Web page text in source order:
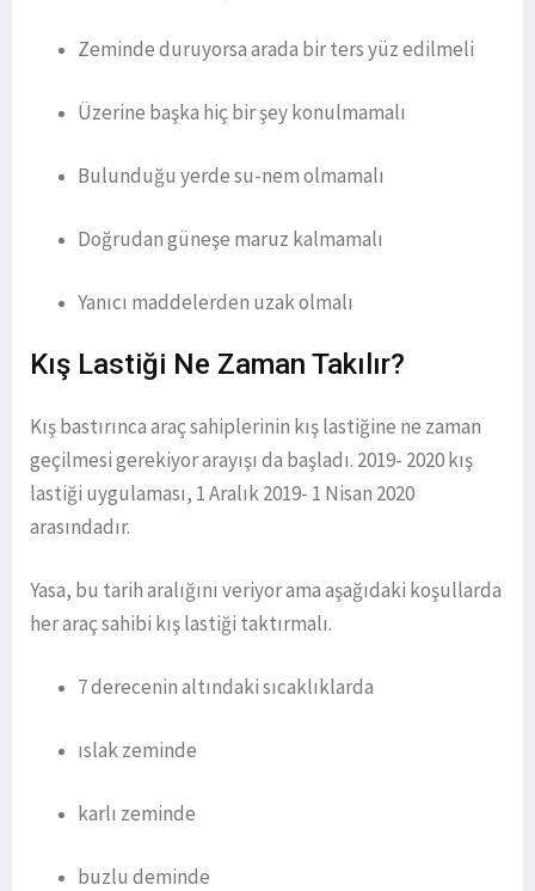
Zeminde duruyorsa arada bir ters yüz edilmeli
Üzerine başka hiç bir şey konulmamalı
Bulunduğu yerde su-nem olmamalı
Doğrudan güneşe maruz kalmamalı
Yanıcı maddelerden uzak olmalı
Kış Lastiği Ne Zaman Takılır?
Kış bastırınca araç sahiplerinin kış lastiğine ne zaman
geçilmesi gerekiyor arayışı da başladı. 2019- 2020 kış
lastiği uygulaması, 1 Aralık 2019- 1 Nisan 2020
arasındadır.
Yasa, bu tarih aralığını veriyor ama aşağıdaki koşullarda
her araç sahibi kış lastiği taktırmalı.
7 derecenin altındaki sıcaklıklarda
ıslak zeminde
karlı zeminde
buzlu deminde